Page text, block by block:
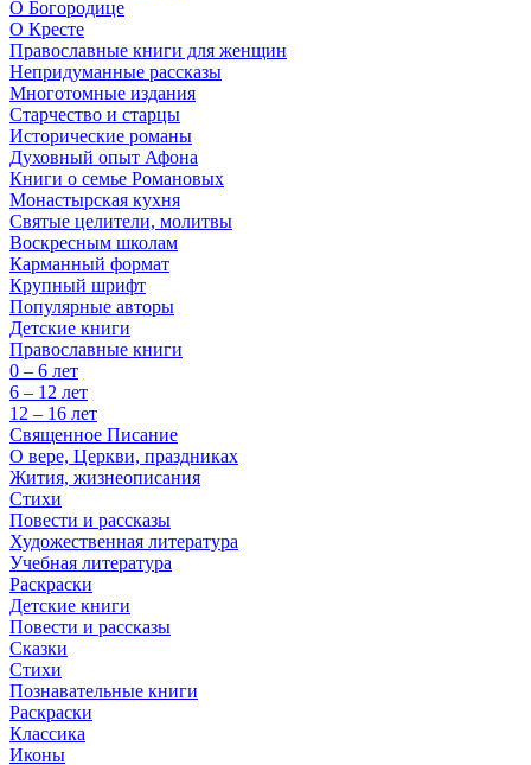
О Богородице
О Кресте
Православные книги для женщин
Непридуманные рассказы
Многотомные издания
Старчество и старцы
Исторические романы
Духовный опыт Афона
Книги о семье Романовых
Монастырская кухня
Святые целители, молитвы
Воскресным школам
Карманный формат
Крупный шрифт
Популярные авторы
Детские книги
Православные книги
0 – 6 лет
6 – 12 лет
12 – 16 лет
Священное Писание
О вере, Церкви, праздниках
Жития, жизнеописания
Стихи
Повести и рассказы
Художественная литература
Учебная литература
Раскраски
Детские книги
Повести и рассказы
Сказки
Стихи
Познавательные книги
Раскраски
Классика
Иконы